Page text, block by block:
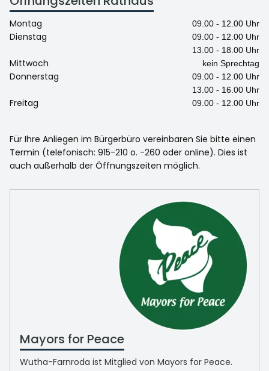
Montag 09.00 - 12.00 Uhr
Dienstag
09.00 - 12.00 Uhr
13.00 - 18.00 Uhr
Mittwoch kein Sprechtag
Donnerstag
09.00 - 12.00 Uhr
13.00 - 16.00 Uhr
Freitag 09.00 - 12.00 Uhr
Für Ihre Anliegen im Bürgerbüro vereinbaren Sie bitte einen
Termin (telefonisch: 915-210 o. -260 oder online). Dies ist
auch außerhalb der Öffnungszeiten möglich.
Mayors for Peace
Wutha-Farnroda ist Mitglied von Mayors for Peace.